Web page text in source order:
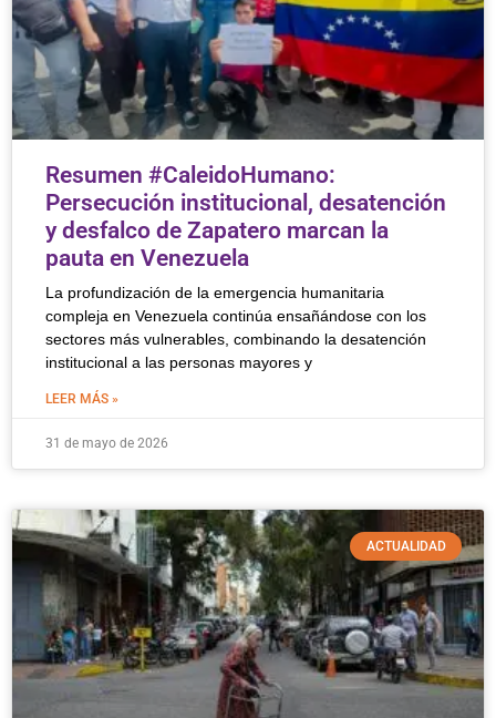
Resumen #CaleidoHumano:
Persecución institucional, desatención
y desfalco de Zapatero marcan la
pauta en Venezuela
La profundización de la emergencia humanitaria
compleja en Venezuela continúa ensañándose con los
sectores más vulnerables, combinando la desatención
institucional a las personas mayores y
LEER MÁS »
31 de mayo de 2026
ACTUALIDAD